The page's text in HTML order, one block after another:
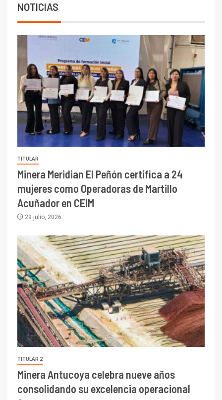
NOTICIAS
TITULAR
Minera Meridian El Peñón certifica a 24
mujeres como Operadoras de Martillo
Acuñador en CEIM
29 julio, 2026
TITULAR 2
Minera Antucoya celebra nueve años
consolidando su excelencia operacional